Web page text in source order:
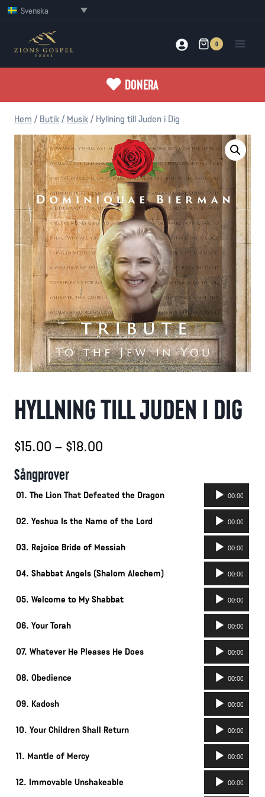
Skip
content
Svenska
0
DONERA
Hem / Butik / Musik / Hyllning till Juden i Dig
HYLLNING TILL JUDEN I DIG
$15.00 – $18.00
Sångprover
01. The Lion That Defeated the Dragon Ljudspelare
00:00
02. Yeshua Is the Name of the Lord Ljudspelare
00:00
03. Rejoice Bride of Messiah Ljudspelare
00:00
04. Shabbat Angels (Shalom Alechem) Ljudspelare
00:00
05. Welcome to My Shabbat Ljudspelare
00:00
06. Your Torah Ljudspelare
00:00
07. Whatever He Pleases He Does Ljudspelare
00:00
08. Obedience Ljudspelare
00:00
09. Kadosh Ljudspelare
00:00
10. Your Children Shall Return Ljudspelare
00:00
11. Mantle of Mercy Ljudspelare
00:00
12. Immovable Unshakeable Ljudspelare
00:00